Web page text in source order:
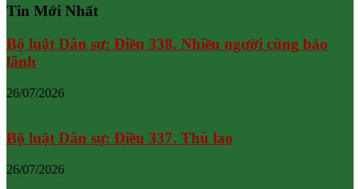
Tin Mới Nhất
Bộ luật Dân sự: Điều 338. Nhiều người cùng bảo
lãnh
26/07/2026
Bộ luật Dân sự: Điều 337. Thù lao
26/07/2026